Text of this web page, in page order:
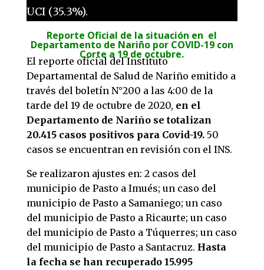
UCI (35.3%).
Reporte Oficial de la situación en el
Departamento de Nariño por COVID-19 con
Corte a 19 de octubre.
El reporte oficial del Instituto
Departamental de Salud de Nariño emitido a
través del boletín N°200 a las 4:00 de la
tarde del 19 de octubre de 2020, en el
Departamento de Nariño se totalizan
20.415 casos positivos para Covid-19. 50
casos se encuentran en revisión con el INS.
Se realizaron ajustes en: 2 casos del
municipio de Pasto a Imués; un caso del
municipio de Pasto a Samaniego; un caso
del municipio de Pasto a Ricaurte; un caso
del municipio de Pasto a Túquerres; un caso
del municipio de Pasto a Santacruz. Hasta
la fecha se han recuperado 15.995